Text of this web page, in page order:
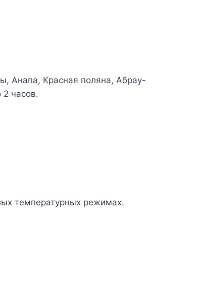
Анапа, Красная поляна, Абрау-
часов.
температурных режимах.